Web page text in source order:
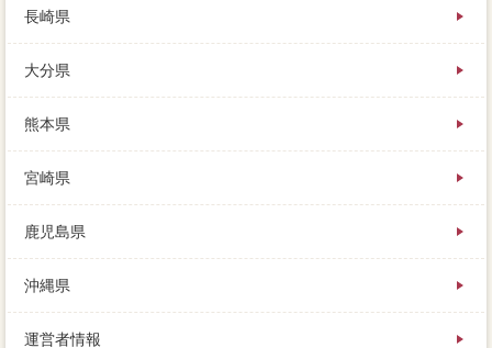
長崎県
大分県
熊本県
宮崎県
鹿児島県
沖縄県
運営者情報